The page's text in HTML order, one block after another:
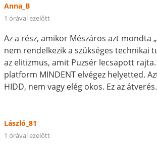
Anna_B
1 órával ezelőtt
Az a rész, amikor Mészáros azt mondta
nem rendelkezik a szükséges technikai
az elitizmus, amit Puzsér lecsapott
platform MINDENT elvégez helyetted.
HIDD, nem vagy elég okos. Ez az átverés.
László_81
1 órával ezelőtt